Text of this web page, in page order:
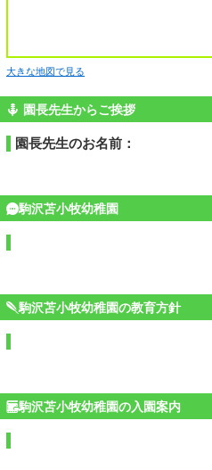
大きな地図で見る
園長先生からご挨拶
園長先生のお名前：
駒沢苫小牧幼稚園
駒沢苫小牧幼稚園の教育方針
駒沢苫小牧幼稚園の入園案内